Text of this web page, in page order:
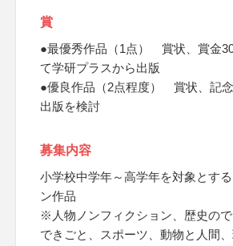
賞
●最優秀作品（1点） 賞状、賞金
て学研プラスから出版
●優良作品（2点程度） 賞状、記
出版を検討
募集内容
小学校中学年～高学年を対象とす
ン作品
※人物ノンフィクション、歴史の
できごと、スポーツ、動物と人間